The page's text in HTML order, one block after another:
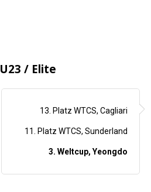
U23 / Elite
13. Platz WTCS, Cagliari
11. Platz WTCS, Sunderland
3. Weltcup, Yeongdo